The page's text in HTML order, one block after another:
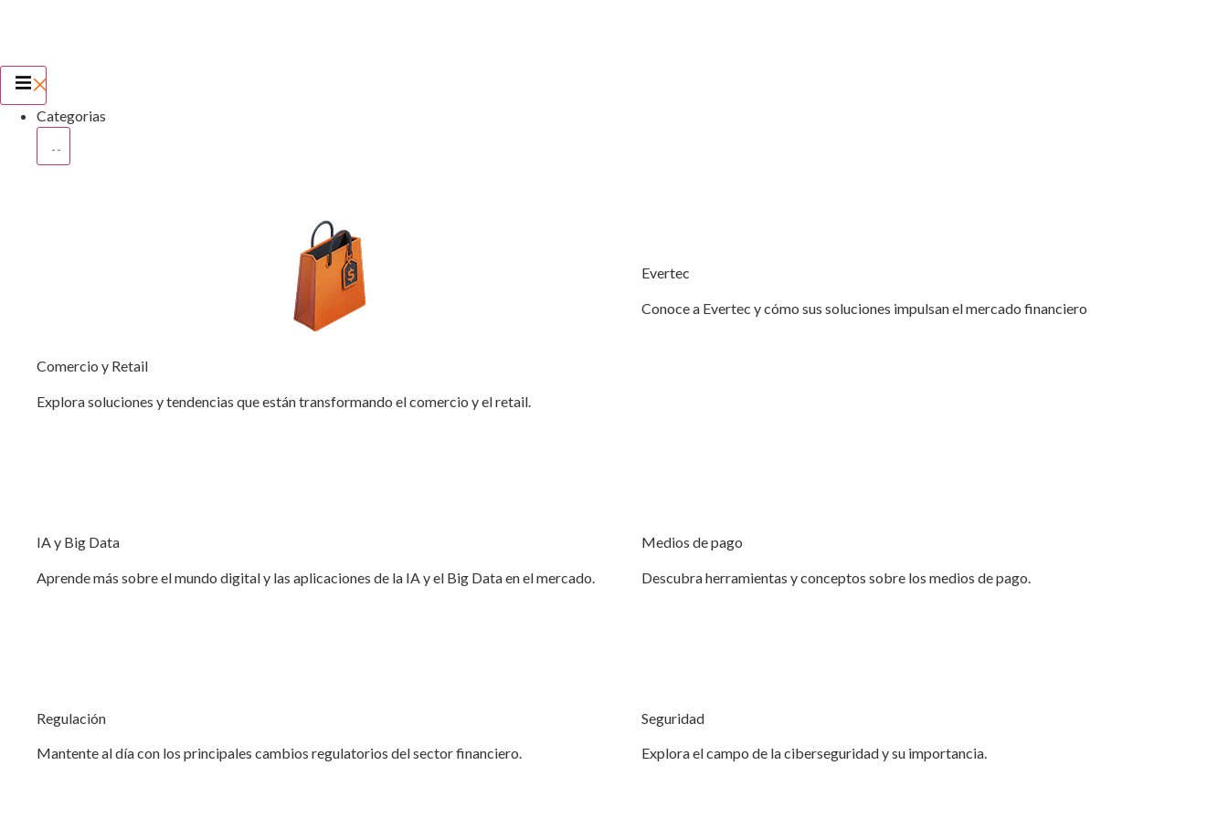
Categorias
Comercio y Retail
Explora soluciones y tendencias que están transformando el comercio y el retail.
Evertec
Conoce a Evertec y cómo sus soluciones impulsan el mercado financiero
IA y Big Data
Aprende más sobre el mundo digital y las aplicaciones de la IA y el Big Data en el mercado.
Medios de pago
Descubra herramientas y conceptos sobre los medios de pago.
Regulación
Mantente al día con los principales cambios regulatorios del sector financiero.
Seguridad
Explora el campo de la ciberseguridad y su importancia.